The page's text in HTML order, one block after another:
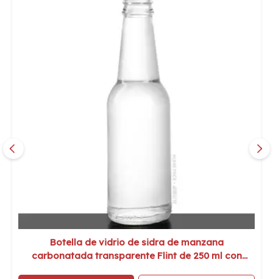
Botella de vidrio de sidra de manzana
carbonatada transparente Flint de 250 ml con